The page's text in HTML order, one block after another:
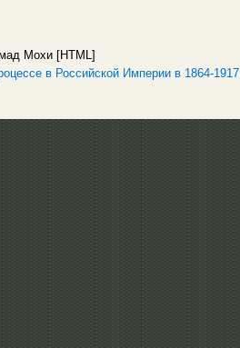
Мохи [HTML]
в Российской Империи в 1864-1917